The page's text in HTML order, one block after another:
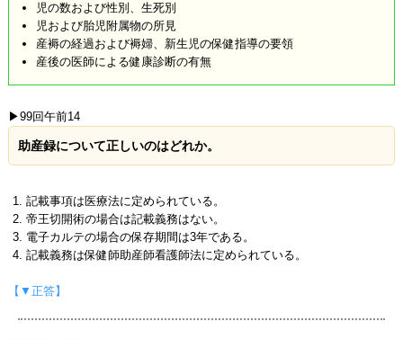
児の数および性別、生死別
児および胎児附属物の所見
産褥の経過および褥婦、新生児の保健指導の要領
産後の医師による健康診断の有無
▶99回午前14
助産録について正しいのはどれか。
記載事項は医療法に定められている。
帝王切開術の場合は記載義務はない。
電子カルテの場合の保存期間は3年である。
記載義務は保健師助産師看護師法に定められている。
【▼正答】